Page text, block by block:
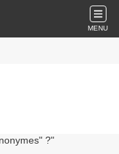
MENU